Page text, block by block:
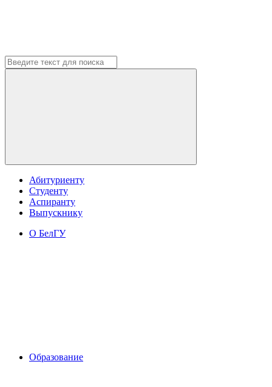
Абитуриенту
Студенту
Аспиранту
Выпускнику
О БелГУ
Образование